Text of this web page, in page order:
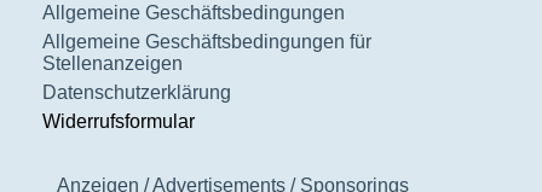
Allgemeine Geschäftsbedingungen
Allgemeine Geschäftsbedingungen für
Stellenanzeigen
Datenschutzerklärung
Widerrufsformular
Anzeigen / Advertisements / Sponsorings